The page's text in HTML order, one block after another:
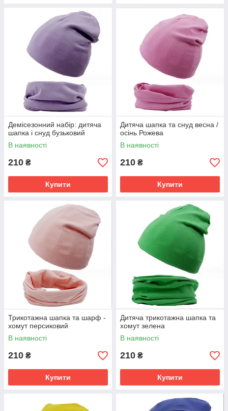
Демісезонний набір: дитяча
шапка і снуд бузьковий
В наявності
210 ₴
Купити
Дитяча шапка та снуд весна /
осінь Рожева
В наявності
210 ₴
Купити
Трикотажна шапка та шарф -
хомут персиковий
В наявності
210 ₴
Купити
Дитяча трикотажна шапка та
хомут зелена
В наявності
210 ₴
Купити